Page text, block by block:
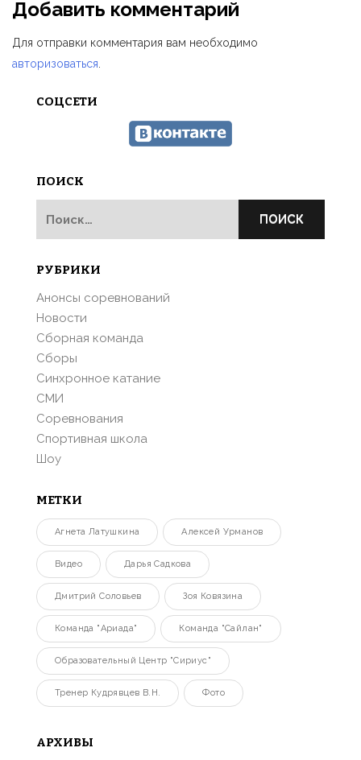
Добавить комментарий
Для отправки комментария вам необходимо
авторизоваться
СОЦСЕТИ
ПОИСК
РУБРИКИ
Анонсы соревнований
Новости
Сборная команда
Сборы
Синхронное катание
СМИ
Соревнования
Спортивная школа
Шоу
МЕТКИ
Агнета Латушкина Алексей Урманов
Видео Дарья Садкова
Дмитрий Соловьев Зоя Ковязина
Команда "Ариада" Команда "Сайлан"
Образовательный Центр "Сириус"
Тренер Кудрявцев В.Н. Фото
АРХИВЫ